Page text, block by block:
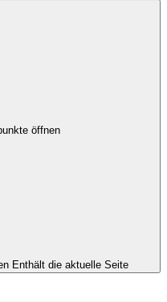
öffnen
Enthält die aktuelle Seite